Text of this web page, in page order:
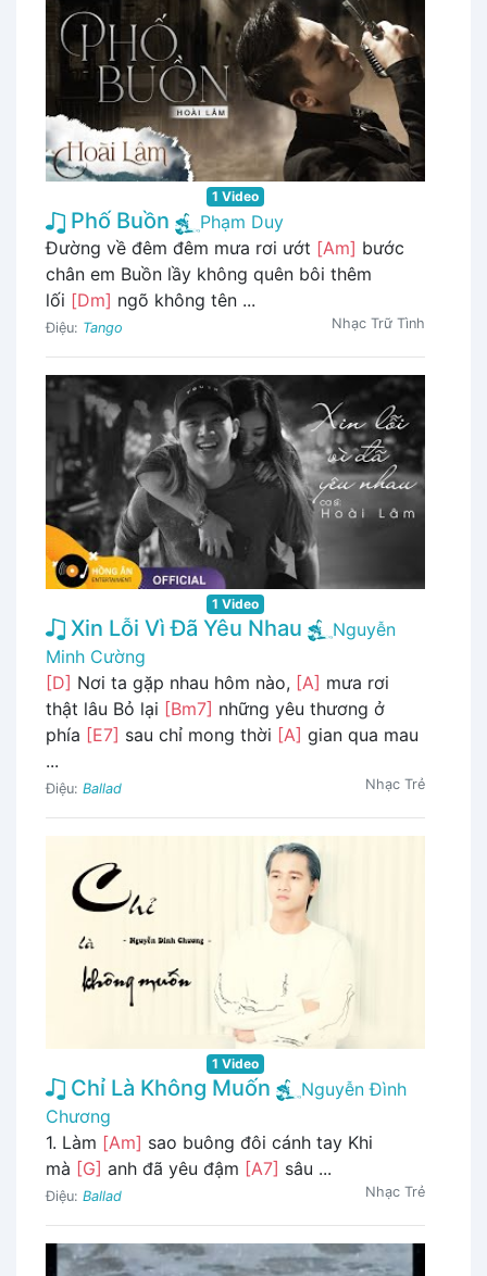
1 Video
Phố Buồn
Phạm Duy
Đường về đêm đêm mưa rơi ướt [Am] bước
chân em Buồn lầy không quên bôi thêm
lối [Dm] ngõ không tên ...
Điệu: Tango Nhạc Trữ Tình
1 Video
Xin Lỗi Vì Đã Yêu Nhau
Nguyễn
Minh Cường
[D] Nơi ta gặp nhau hôm nào, [A] mưa rơi
thật lâu Bỏ lại [Bm7] những yêu thương ở
phía [E7] sau chỉ mong thời [A] gian qua mau
...
Điệu: Ballad Nhạc Trẻ
1 Video
Chỉ Là Không Muốn
Nguyễn Đình
Chương
1. Làm [Am] sao buông đôi cánh tay Khi
mà [G] anh đã yêu đậm [A7] sâu ...
Điệu: Ballad Nhạc Trẻ